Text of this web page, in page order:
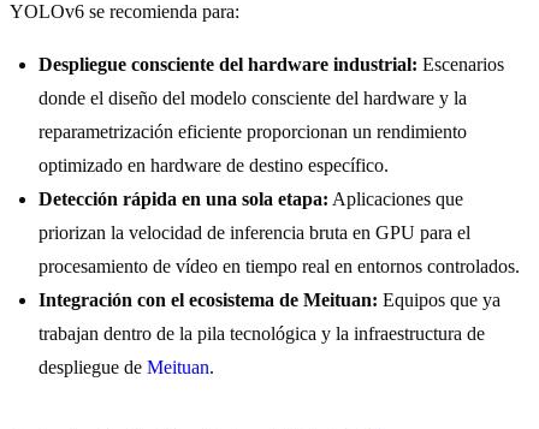
YOLOv6 se recomienda para:
Despliegue consciente del hardware industrial: Escenarios
donde el diseño del modelo consciente del hardware y la
reparametrización eficiente proporcionan un rendimiento
optimizado en hardware de destino específico.
Detección rápida en una sola etapa: Aplicaciones que
priorizan la velocidad de inferencia bruta en GPU para el
procesamiento de vídeo en tiempo real en entornos controlados.
Integración con el ecosistema de Meituan: Equipos que ya
trabajan dentro de la pila tecnológica y la infraestructura de
despliegue de Meituan.